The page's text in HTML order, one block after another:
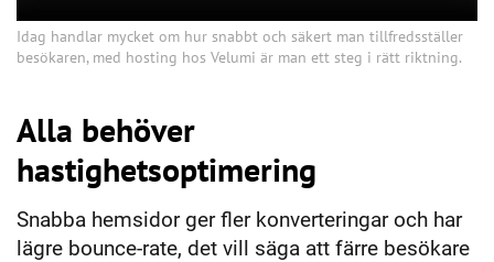
Idag handlar mycket om hur snabbt och säkert man tillfredsställer
besökaren, med hosting hos Velumi är man ett steg i rätt riktning.
Alla behöver
hastighetsoptimering
Snabba hemsidor ger fler konverteringar och har
lägre bounce-rate, det vill säga att färre besökare